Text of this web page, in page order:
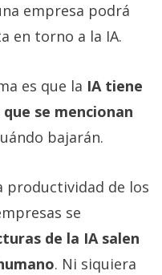
empresa podrá
en torno a la IA.
es que la IA tiene
se mencionan
bajarán.
productividad de los
se
de la IA salen
. Ni siquiera